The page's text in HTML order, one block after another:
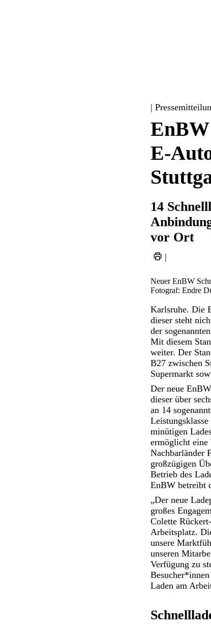
|
E-
14
vor Ort
|
Neuer EnBW
Fotograf: Endre
Karlsruhe. Die
dieser steht
der
Mit diesem
weiter. Der
B27 zwischen
Supermarkt
Der neue
dieser über
an 14
minütigen
ermöglicht eine
Nachbarländer
großzügigen
Betrieb des
EnBW betreibt
„Der neue
großes
Colette
Arbeitsplatz.
unsere
unseren
Verfügung zu
Laden am